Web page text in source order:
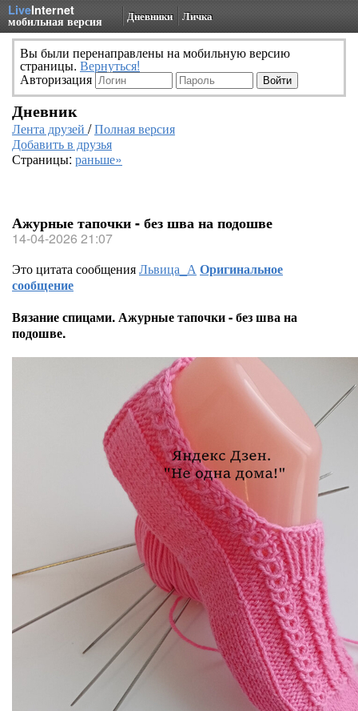
LiveInternet
мобильная версия Дневники Личка
Вы были перенаправлены на мобильную версию
страницы. Вернуться!
Авторизация
Дневник
Лента друзей /Полная версия
Добавить в друзья
Страницы: раньше»
Ажурные тапочки - без шва на подошве
14-04-2026 21:07
Это цитата сообщенияЛьвица_АОригинальное
сообщение
Вязание спицами. Ажурные тапочки - без шва на
подошве.